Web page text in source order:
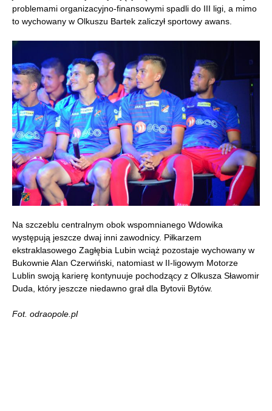
problemami organizacyjno-finansowymi spadli do III ligi, a mimo
to wychowany w Olkuszu Bartek zaliczył sportowy awans.
Na szczeblu centralnym obok wspomnianego Wdowika
występują jeszcze dwaj inni zawodnicy. Piłkarzem
ekstraklasowego Zagłębia Lubin wciąż pozostaje wychowany w
Bukownie Alan Czerwiński, natomiast w II-ligowym Motorze
Lublin swoją karierę kontynuuje pochodzący z Olkusza Sławomir
Duda, który jeszcze niedawno grał dla Bytovii Bytów.
Fot. odraopole.pl